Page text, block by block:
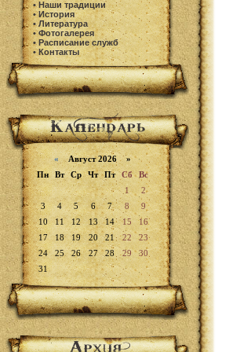
•Наши традиции
•История
•Литература
•Фотогалерея
•Расписание служб
•Контакты
«Август 2026 »
Пн
Вт Ср Чт Пт Сб
Вс
1
2
3
4 5 6 7 8
9
10
11 12 13 14 15
16
17
18 19 20 21 22
23
24
25 26 27 28 29
30
31